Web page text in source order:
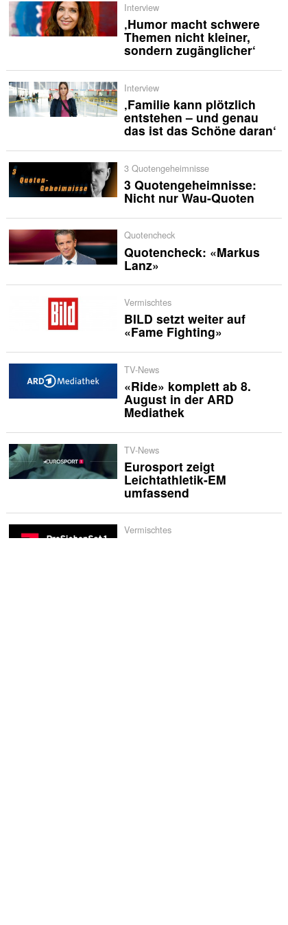
Interview
‚Humor macht schwere
Themen nicht kleiner,
sondern zugänglicher‘
Interview
‚Familie kann plötzlich
entstehen – und genau
das ist das Schöne daran‘
3 Quotengeheimnisse
3 Quotengeheimnisse:
Nicht nur Wau-Quoten
Quotencheck
Quotencheck: «Markus
Lanz»
Vermischtes
BILD setzt weiter auf
«Fame Fighting»
TV-News
«Ride» komplett ab 8.
August in der ARD
Mediathek
TV-News
Eurosport zeigt
Leichtathletik-EM
umfassend
Vermischtes